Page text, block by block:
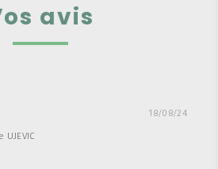
avis
18/08/24
UJEVIC